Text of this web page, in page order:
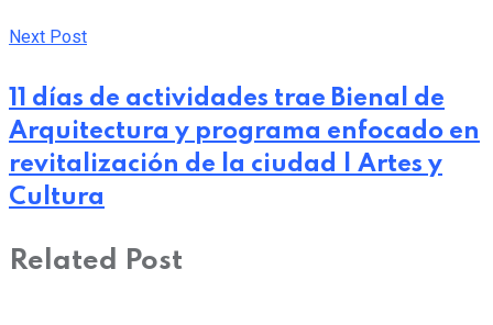
Next Post
11 días de actividades trae Bienal de
Arquitectura y programa enfocado en
revitalización de la ciudad | Artes y
Cultura
Related Post